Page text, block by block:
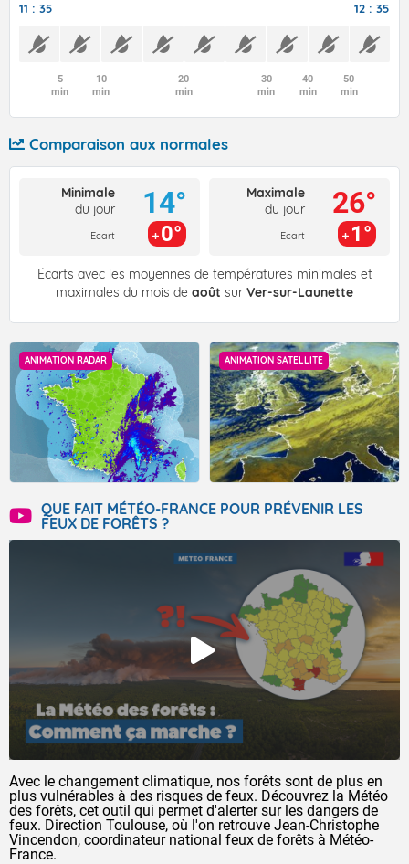
11 : 35 12 : 35
5
min
10
min
20
min
30
min
40
min
50
min
Comparaison aux normales
Minimale
du jour
Ecart
14°
0°
Maximale
du jour
Ecart
26°
1°
Écarts avec les moyennes de températures minimales et
maximales du mois de août sur Ver-sur-Launette
ANIMATION RADAR ANIMATION SATELLITE
QUE FAIT MÉTÉO-FRANCE POUR PRÉVENIR LES
FEUX DE FORÊTS ?
Avec le changement climatique, nos forêts sont de plus en
plus vulnérables à des risques de feux. Découvrez la Météo
des forêts, cet outil qui permet d'alerter sur les dangers de
feux. Direction Toulouse, où l'on retrouve Jean-Christophe
Vincendon, coordinateur national feux de forêts à Météo-
France.